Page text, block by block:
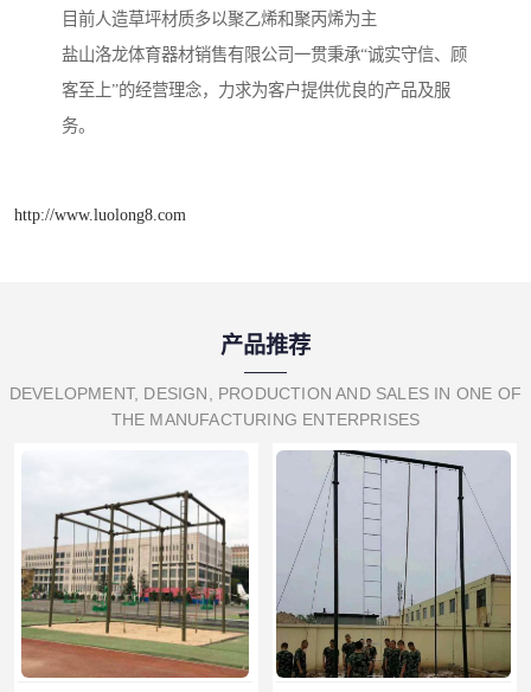
目前人造草坪材质多以聚乙烯和聚丙烯为主
盐山洛龙体育器材销售有限公司一贯秉承“诚实守信、顾
客至上”的经营理念，力求为客户提供优良的产品及服
务。
http://www.luolong8.com
产品推荐
DEVELOPMENT, DESIGN, PRODUCTION AND SALES IN ONE OF
THE MANUFACTURING ENTERPRISES